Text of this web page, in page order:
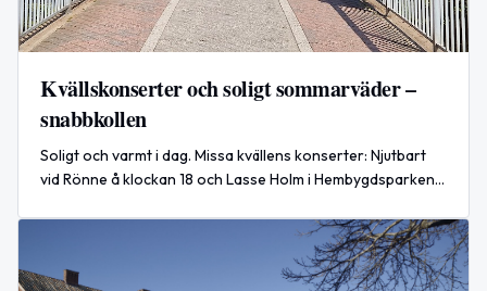
Kvällskonserter och soligt sommarväder –
snabbkollen
Soligt och varmt i dag. Missa kvällens konserter: Njutbart
vid Rönne å klockan 18 och Lasse Holm i Hembygdsparken